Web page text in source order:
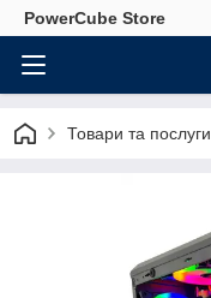
PowerCube Store
Товари та послуги